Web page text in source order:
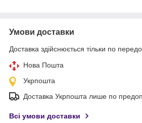
Умови доставки
Доставка здійснюється тільки по
Нова Пошта
Укрпошта
Доставка Укрпошта лише по
Всі умови доставки